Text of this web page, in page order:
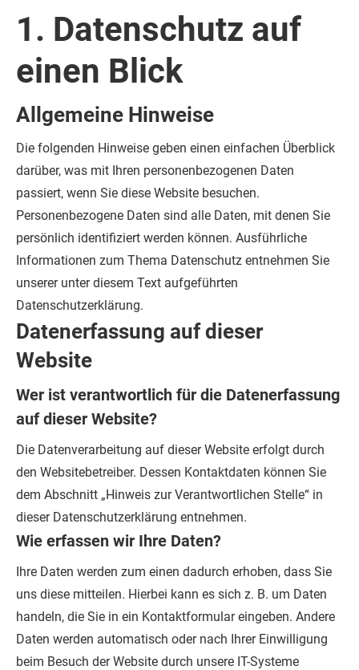
1. Datenschutz auf
einen Blick
Allgemeine Hinweise
Die folgenden Hinweise geben einen einfachen Überblick
darüber, was mit Ihren personenbezogenen Daten
passiert, wenn Sie diese Website besuchen.
Personenbezogene Daten sind alle Daten, mit denen Sie
persönlich identifiziert werden können. Ausführliche
Informationen zum Thema Datenschutz entnehmen Sie
unserer unter diesem Text aufgeführten
Datenschutzerklärung.
Datenerfassung auf dieser
Website
Wer ist verantwortlich für die Datenerfassung
auf dieser Website?
Die Datenverarbeitung auf dieser Website erfolgt durch
den Websitebetreiber. Dessen Kontaktdaten können Sie
dem Abschnitt „Hinweis zur Verantwortlichen Stelle“ in
dieser Datenschutzerklärung entnehmen.
Wie erfassen wir Ihre Daten?
Ihre Daten werden zum einen dadurch erhoben, dass Sie
uns diese mitteilen. Hierbei kann es sich z. B. um Daten
handeln, die Sie in ein Kontaktformular eingeben. Andere
Daten werden automatisch oder nach Ihrer Einwilligung
beim Besuch der Website durch unsere IT-Systeme